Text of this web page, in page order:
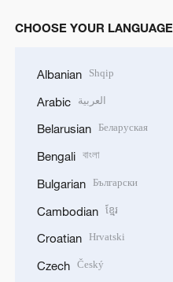
CHOOSE YOUR LANGUAGE
Albanian Shqip
Arabic العربية
Belarusian Беларуская
Bengali বাংলা
Bulgarian Български
Cambodian ខ្មែរ
Croatian Hrvatski
Czech Český